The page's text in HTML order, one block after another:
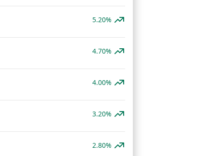
5.20%
4.70%
4.00%
3.20%
2.80%